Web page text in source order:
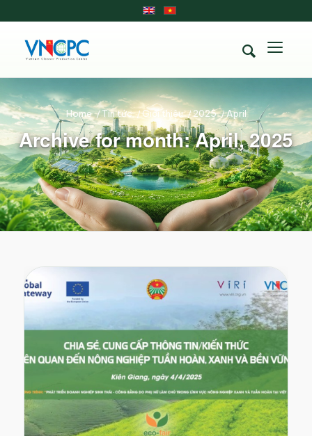
Archive for month: April, 2025
Home / Tin tức /Giới thiệu /2025 /April